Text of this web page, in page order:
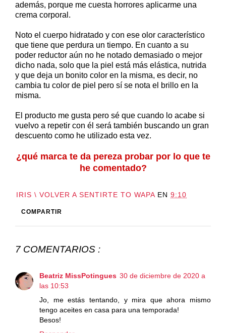
además, porque me cuesta horrores aplicarme una
crema corporal.
Noto el cuerpo hidratado y con ese olor característico
que tiene que perdura un tiempo. En cuanto a su
poder reductor aún no he notado demasiado o mejor
dicho nada, solo que la piel está más elástica, nutrida
y que deja un bonito color en la misma, es decir, no
cambia tu color de piel pero sí se nota el brillo en la
misma.
El producto me gusta pero sé que cuando lo acabe si
vuelvo a repetir con él será también buscando un gran
descuento como he utilizado esta vez.
¿qué marca te da pereza probar por lo que te
he comentado?
IRIS \ VOLVER A SENTIRTE TO WAPA EN 9:10
COMPARTIR
7 COMENTARIOS :
Beatriz MissPotingues 30 de diciembre de 2020 a
las 10:53
Jo, me estás tentando, y mira que ahora mismo
tengo aceites en casa para una temporada!
Besos!